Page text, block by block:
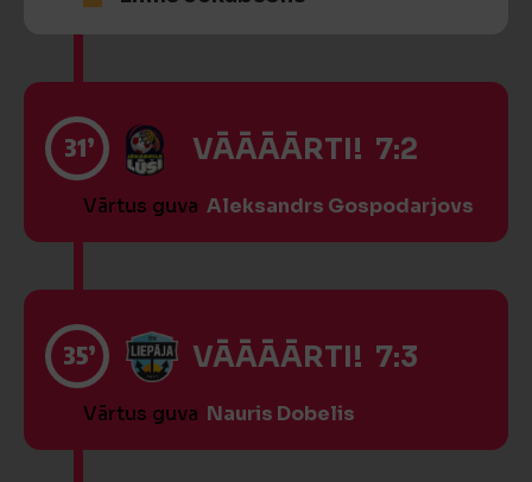
31’ VĀĀĀĀRTI! 7:2
Vārtus guva Aleksandrs Gospodarjovs
35’ VĀĀĀĀRTI! 7:3
Vārtus guva Nauris Dobelis